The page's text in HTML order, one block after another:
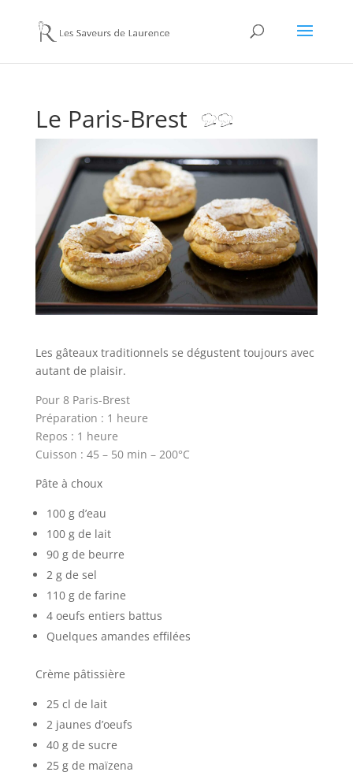
Le Paris-Brest
Les gâteaux traditionnels se dégustent toujours avec
autant de plaisir.
Pour 8 Paris-Brest
Préparation : 1 heure
Repos : 1 heure
Cuisson : 45 – 50 min – 200°C
Pâte à choux
100 g d’eau
100 g de lait
90 g de beurre
2 g de sel
110 g de farine
4 oeufs entiers battus
Quelques amandes effilées
Crème pâtissière
25 cl de lait
2 jaunes d’oeufs
40 g de sucre
25 g de maïzena